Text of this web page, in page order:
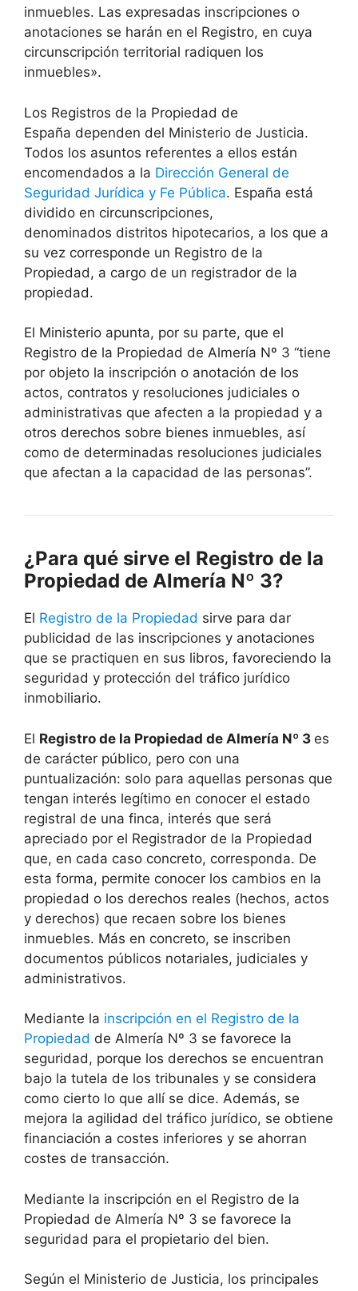
inmuebles. Las expresadas inscripciones o
anotaciones se harán en el Registro, en cuya
circunscripción territorial radiquen los
inmuebles».
Los Registros de la Propiedad de
España dependen del Ministerio de Justicia.
Todos los asuntos referentes a ellos están
encomendados a la Dirección General de
Seguridad Jurídica y Fe Pública. España está
dividido en circunscripciones,
denominados distritos hipotecarios, a los que a
su vez corresponde un Registro de la
Propiedad, a cargo de un registrador de la
propiedad.
El Ministerio apunta, por su parte, que el
Registro de la Propiedad de Almería Nº 3 “tiene
por objeto la inscripción o anotación de los
actos, contratos y resoluciones judiciales o
administrativas que afecten a la propiedad y a
otros derechos sobre bienes inmuebles, así
como de determinadas resoluciones judiciales
que afectan a la capacidad de las personas”.
¿Para qué sirve el Registro de la
Propiedad de Almería Nº 3?
El Registro de la Propiedad sirve para dar
publicidad de las inscripciones y anotaciones
que se practiquen en sus libros, favoreciendo la
seguridad y protección del tráfico jurídico
inmobiliario.
El Registro de la Propiedad de Almería Nº 3 es
de carácter público, pero con una
puntualización: solo para aquellas personas que
tengan interés legítimo en conocer el estado
registral de una finca, interés que será
apreciado por el Registrador de la Propiedad
que, en cada caso concreto, corresponda. De
esta forma, permite conocer los cambios en la
propiedad o los derechos reales (hechos, actos
y derechos) que recaen sobre los bienes
inmuebles. Más en concreto, se inscriben
documentos públicos notariales, judiciales y
administrativos.
Mediante la inscripción en el Registro de la
Propiedad de Almería Nº 3 se favorece la
seguridad, porque los derechos se encuentran
bajo la tutela de los tribunales y se considera
como cierto lo que allí se dice. Además, se
mejora la agilidad del tráfico jurídico, se obtiene
financiación a costes inferiores y se ahorran
costes de transacción.
Mediante la inscripción en el Registro de la
Propiedad de Almería Nº 3 se favorece la
seguridad para el propietario del bien.
Según el Ministerio de Justicia, los principales